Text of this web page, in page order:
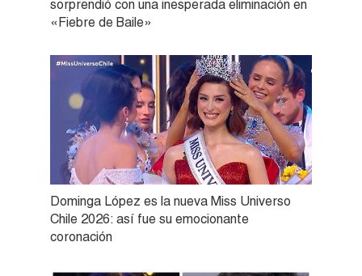
sorprendió con una inesperada eliminación en
«Fiebre de Baile»
Dominga López es la nueva Miss Universo
Chile 2026: así fue su emocionante
coronación